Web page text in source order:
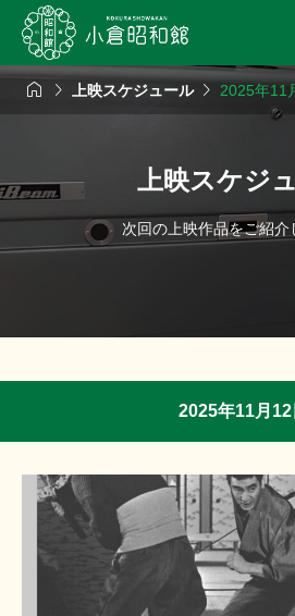
  上映スケジュール 2025年11
上映スケジ
次回の上映作品をご紹介
2025年11月12